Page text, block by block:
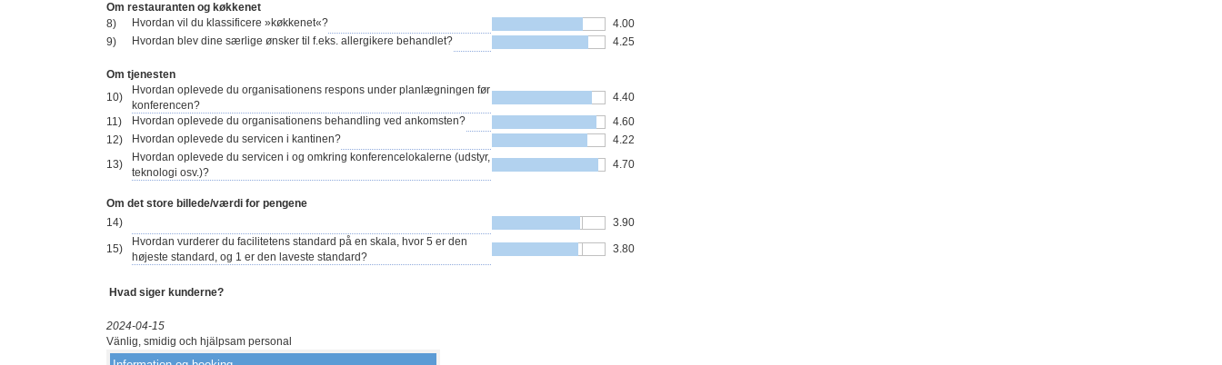
Om restauranten og køkkenet
8)
Hvordan vil du klassificere »køkkenet«?
4.00
9)
Hvordan blev dine særlige ønsker til f.eks. allergikere behandlet? 4.25
Om tjenesten
10)
Hvordan oplevede du organisationens respons under planlægningen før
konferencen?
4.40
11)
Hvordan oplevede du organisationens behandling ved ankomsten?
4.60
12)
Hvordan oplevede du servicen i kantinen?
4.22
13)
Hvordan oplevede du servicen i og omkring konferencelokalerne (udstyr,
teknologi osv.)?
4.70
Om det store billede/værdi for pengene
14)
3.90
15)
Hvordan vurderer du facilitetens standard på en skala, hvor 5 er den
højeste standard, og 1 er den laveste standard?
3.80
Hvad siger kunderne?
2024-04-15
Vänlig, smidig och hjälpsam personal